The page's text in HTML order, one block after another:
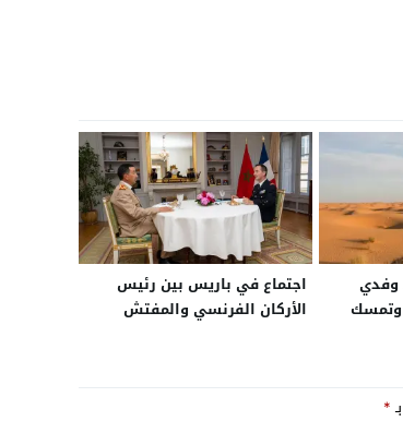
وفدي
وتمسك
اجتماع في باريس بين رئيس
الأركان الفرنسي والمفتش
*